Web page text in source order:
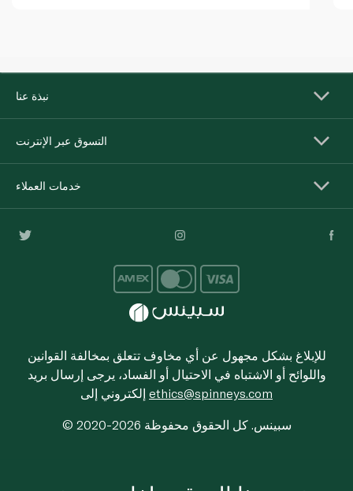
نبذة عنا
التسوق عبر الإنترنت
خدمات العملاء
للإبلاغ بشكل مجهول عن أي مخاوف تتعلق بمخالفة القوانين
واللوائح أو الاشتباه في الاحتيال أو الفساد، يرجى إرسال بريد
ethics@spinneys.com
© 2020-2026 سبينس. كل الحقوق محفوظة